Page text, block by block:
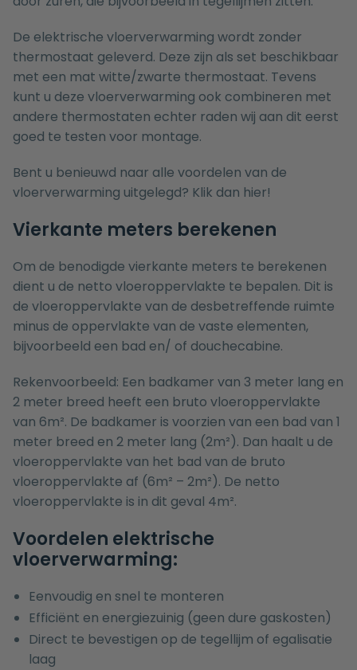
De elektrische vloerverwarming wordt zonder
thermostaat geleverd. Deze zijn als set beschikbaar
met een mat witte/zwarte thermostaat. Tevens
kunt u deze vloerverwarming ook combineren met
andere thermostaten echter raden wij aan dit eerst
goed te testen voor montage.
Bent u benieuwd naar alle voordelen van de
vloerverwarming uitgelegd? Klik dan hier!
Vierkante meters berekenen
Om de benodigde vierkante meters te berekenen
dient u de netto vloeroppervlakte te bepalen. Dit is
de vloeroppervlakte van de desbetreffende ruimte
minus de oppervlakte van de vaste elementen,
bijvoorbeeld een bad en/ of douchecabine.
Rekenvoorbeeld: Een badkamer van 3 meter lang en
2 meter breed heeft een bruto vloeroppervlakte
van 6m². De badkamer is voorzien van een bad van 1
meter breed en 2 meter lang (2m²). Dan haalt u de
vloeroppervlakte van het bad van de bruto
vloeroppervlakte af (6m² – 2m²). De netto
vloeroppervlakte is in dit geval 4m².
Voordelen elektrische
vloerverwarming:
Eenvoudig en snel te monteren
Efficiënt en energiezuinig (geen dure gaskosten)
Direct te bevestigen op de tegellijm of egalisatie
laag